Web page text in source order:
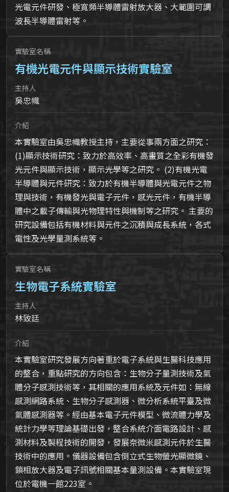
光電元件研發、極寬頻半導體雷射放大器、大範圍可調
波長半導體雷射等。
實驗室名稱
有機光電元件與顯示技術實驗室
主持人
吳忠幟
介紹
本實驗室由吳忠幟教授主持，主要從事兩方面之研究：
(1)顯示技術研究：致力於高效率、高畫質之全彩有機發
光元件與顯示技術，顯示光學等之研究。 (2)有機光電
半導體與元件研究：致力於有機半導體與光電元件之物
理與技術，有機發光與電子元件，感光元件，有機半導
體中之載子傳輸與光物理特性與機制等之研究。 主要的
研究設備包括有機材料與元件之沉積與成長系統，各式
電性及光學量測系統等。
實驗室名稱
生物電子系統實驗室
主持人
林致廷
介紹
本實驗室研究發展方向著重於電子系統與生醫科技應用
的整合，重點研究的方向包含：生物分子量測技術及氣
體分子感測技術等，其相關的應用系統及元件如：無線
感測網路系統、生物分子感測器、微分析系統平臺及微
氣體感測器等。經由基本電子元件模型、微流體力學及
統計力學等理論基礎出發，整合系統介面電路設計、感
測材料及製程技術的開發，發展奈微米感測元件於生醫
技術中的應用。儀器設備包含倒立式生物螢光顯微鏡、
鎖相放大器及電子訊號相關基本量測設備。本實驗室現
位於電機一館223室。